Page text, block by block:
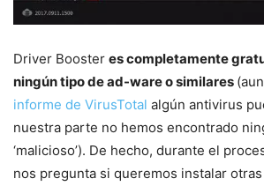
Driver Booster es completamente
ningún tipo de ad-ware o similares
informe de VirusTotal algún antivirus
nuestra parte no hemos encontrado
‘malicioso’). De hecho, durante el
nos pregunta si queremos instalar